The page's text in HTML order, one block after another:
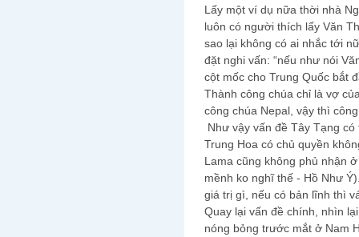
Lấy một ví dụ nữa thời nhà
luôn có người thích lấy Văn
sao lại không có ai nhắc tới
đặt nghi vấn: “nếu như nói
cột mốc cho Trung Quốc bắt
Thành công chúa chỉ là vợ
công chúa Nepal, vậy thì
Như vậy vấn đề Tây Tạng
Trung Hoa có chủ quyền
Lama cũng không phủ nhận
mềnh ko nghĩ thế - Hồ Như
giá trị gì, nếu có bản lĩnh thì
Quay lại vấn đề chính, nhìn
nóng bỏng trước mắt ở Nam